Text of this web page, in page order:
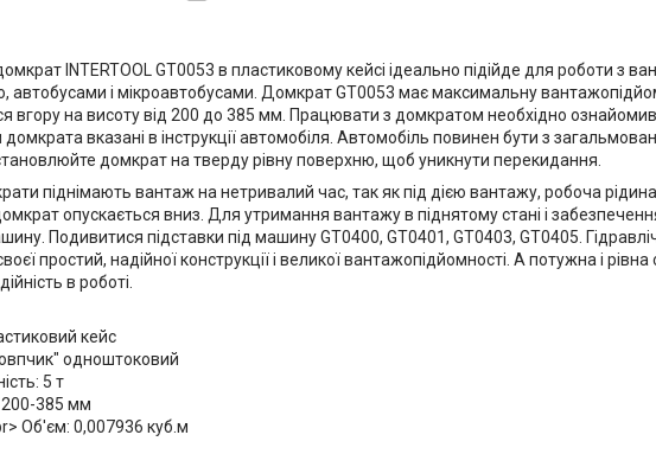
INTERTOOL GT0053 в пластиковому кейсі ідеально підійде для роботи з
автобусами і мікроавтобусами. Домкрат GT0053 має максимальну
вгору на висоту від 200 до 385 мм. Працювати з домкратом необхідно
домкрата вказані в інструкції автомобіля. Автомобіль повинен бути з
домкрат на тверду рівну поверхню, щоб уникнути перекидання.
піднімають вантаж на нетривалий час, так як під дією вантажу, робоча
опускається вниз. Для утримання вантажу в піднятому стані і
Подивитися підставки під машину GT0400, GT0401, GT0403, GT0405.
простий, надійної конструкції і великої вантажопідйомності. А потужна і
в роботі.
кейс
одноштоковий
5 т
200-385 мм
Об'єм: 0,007936 куб.м